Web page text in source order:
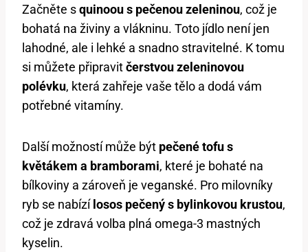
Začněte squinoou s pečenou zeleninou, což je
bohatá na živiny a vlákninu. Toto jídlo není jen
lahodné, ale i lehké a snadno stravitelné. K tomu
si můžete připravitčerstvou zeleninovou
polévku, která zahřeje vaše tělo a dodá vám
potřebné vitamíny.
Další možností může být pečené tofu s
květákem a bramborami, které je bohaté na
bílkoviny a zároveň je veganské. Pro milovníky
ryb se nabízí losos pečený s bylinkovou krustou,
což je zdravá volba plná omega-3 mastných
kyselin.